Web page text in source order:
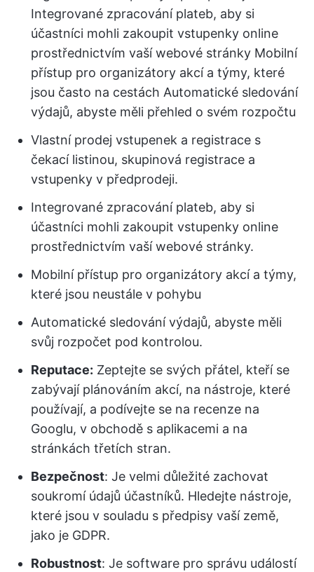
Integrované zpracování plateb, aby si
účastníci mohli zakoupit vstupenky online
prostřednictvím vaší webové stránky Mobilní
přístup pro organizátory akcí a týmy, které
jsou často na cestách Automatické sledování
výdajů, abyste měli přehled o svém rozpočtu
Vlastní prodej vstupenek a registrace s
čekací listinou, skupinová registrace a
vstupenky v předprodeji.
Integrované zpracování plateb, aby si
účastníci mohli zakoupit vstupenky online
prostřednictvím vaší webové stránky.
Mobilní přístup pro organizátory akcí a týmy,
které jsou neustále v pohybu
Automatické sledování výdajů, abyste měli
svůj rozpočet pod kontrolou.
Reputace: Zeptejte se svých přátel, kteří se
zabývají plánováním akcí, na nástroje, které
používají, a podívejte se na recenze na
Googlu, v obchodě s aplikacemi a na
stránkách třetích stran.
Bezpečnost: Je velmi důležité zachovat
soukromí údajů účastníků. Hledejte nástroje,
které jsou v souladu s předpisy vaší země,
jako je GDPR.
Robustnost: Je software pro správu událostí